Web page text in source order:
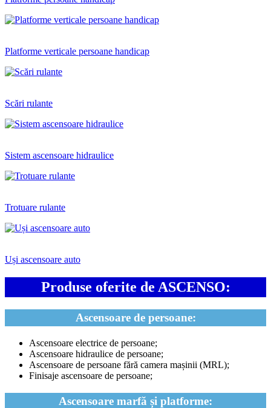
Platforme verticale persoane handicap
Scări rulante
Sistem ascensoare hidraulice
Trotuare rulante
Uși ascensoare auto
Produse oferite de ASCENSO:
Ascensoare de persoane:
Ascensoare electrice de persoane;
Ascensoare hidraulice de persoane;
Ascensoare de persoane fără camera mașinii (MRL);
Finisaje ascensoare de persoane;
Ascensoare marfă și platforme: